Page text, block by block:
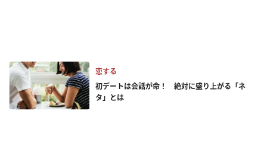
恋する
初デートは会話が命！ 絶対に盛り上がる「ネ
タ」とは